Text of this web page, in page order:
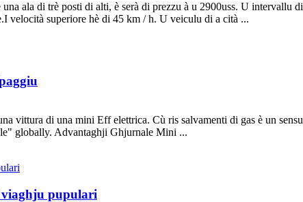
ala di trè posti di alti, è serà di prezzu à u 2900uss. U intervallu
velocità superiore hè di 45 km / h. U veiculu di a cità ...
vittura di una mini Eff elettrica. Cù ris salvamenti di gas è un
globally. Advantaghji Ghjurnale Mini ...
viaghju pupulari